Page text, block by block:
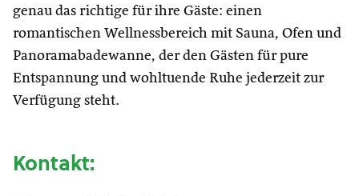
genau das richtige für ihre Gäste: einen
romantischen Wellnessbereich mit Sauna, Ofen und
Panoramabadewanne, der den Gästen für pure
Entspannung und wohltuende Ruhe jederzeit zur
Verfügung steht.
Kontakt: